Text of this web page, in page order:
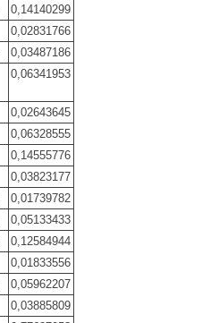
0,14140299
0,02831766
0,03487186
0,06341953
0,02643645
0,06328555
0,14555776
0,03823177
0,01739782
0,05133433
0,12584944
0,01833556
0,05962207
0,03885809